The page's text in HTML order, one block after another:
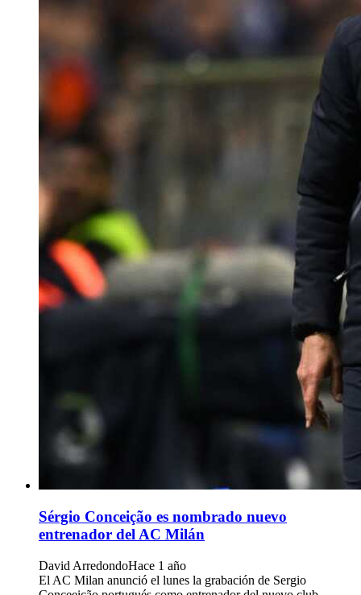
Sérgio Conceição es nombrado nuevo
entrenador del AC Milán
David ArredondoHace 1 año
El AC Milan anunció el lunes la grabación de Sergio